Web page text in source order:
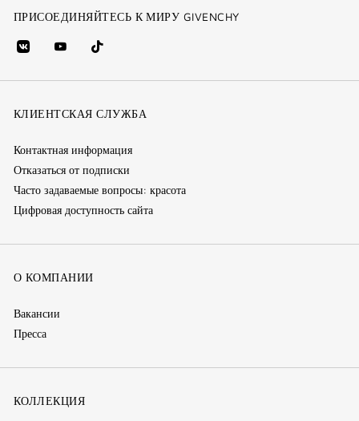
ПРИСОЕДИНЯЙТЕСЬ К МИРУ GIVENCHY
vk
(new
youtube
(новое
Tik
Tok
окно)
КЛИЕНТСКАЯ СЛУЖБА
Контактная информация
Отказаться от подписки
Часто задаваемые вопросы: красота
Цифровая доступность сайта
О КОМПАНИИ
Вакансии
Пресса
КОЛЛЕКЦИЯ